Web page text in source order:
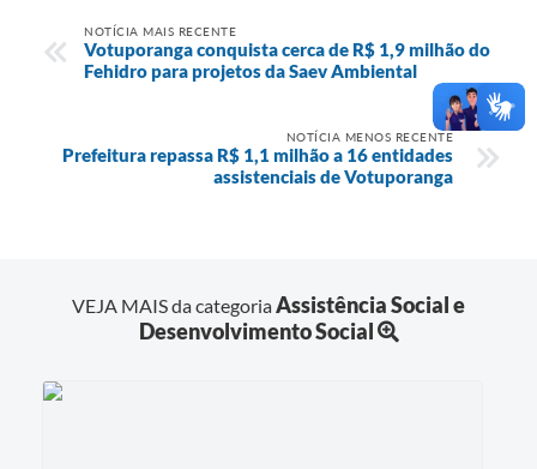
NOTÍCIA MAIS RECENTE
Votuporanga conquista cerca de R$ 1,9 milhão do
Fehidro para projetos da Saev Ambiental
NOTÍCIA MENOS RECENTE
Prefeitura repassa R$ 1,1 milhão a 16 entidades
assistenciais de Votuporanga
VEJA MAIS da categoriaAssistência Social e
Desenvolvimento Social